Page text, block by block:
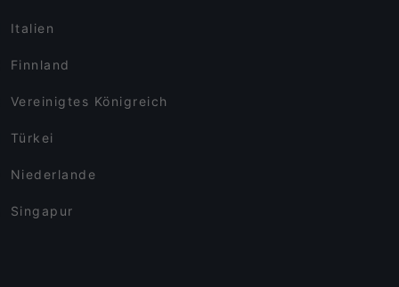
Italien
Finnland
Vereinigtes Königreich
Türkei
Niederlande
Singapur